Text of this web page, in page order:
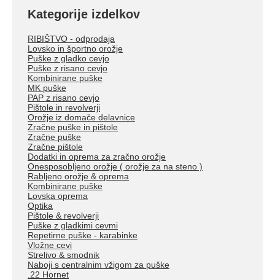
Kategorije izdelkov
RIBIŠTVO - odprodaja
Lovsko in športno orožje
Puške z gladko cevjo
Puške z risano cevjo
Kombinirane puške
MK puške
PAP z risano cevjo
Pištole in revolverji
Orožje iz domače delavnice
Zračne puške in pištole
Zračne puške
Zračne pištole
Dodatki in oprema za zračno orožje
Onesposobljeno orožje ( orožje za na steno )
Rabljeno orožje & oprema
Kombinirane puške
Lovska oprema
Optika
Pištole & revolverji
Puške z gladkimi cevmi
Repetirne puške - karabinke
Vložne cevi
Strelivo & smodnik
Naboji s centralnim vžigom za puške
.22 Hornet